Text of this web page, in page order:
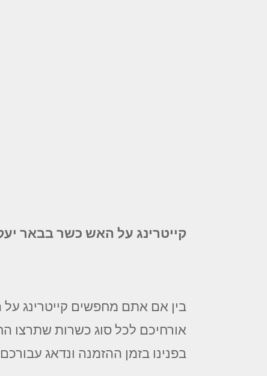
קייטרינג על האש כשר בבאר
בין אם אתם מחפשים קייטרינג
אורחיכם לכל סוג כשרות שתרצו
בפנינו בזמן ההזמנה ונדאג